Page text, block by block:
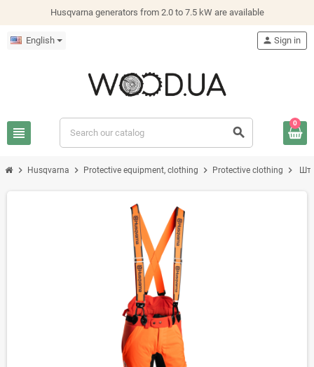
Husqvarna generators from 2.0 to 7.5 kW are available
English
view_headline search
person Sign in
0
chevron_right Husqvarna chevron_right Protective equipment, clothing chevron_right Protective clothing chevron_right